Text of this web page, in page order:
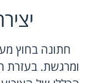
חתונה בחוץ
ומרגשת. בעזרת